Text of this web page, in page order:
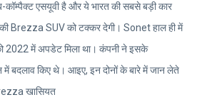
एसयूवी है और ये भारत की सबसे बड़ी कार
Brezza SUV को टक्कर देगी। Sonet हाल ही में
में अपडेट मिला था। कंपनी ने इसके
में बदलाव किए थे। आइए, इन दोनों के बारे में जान लेते
खासियत